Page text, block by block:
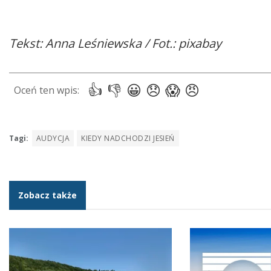
Tekst: Anna Leśniewska / Fot.: pixabay
Tagi: AUDYCJA KIEDY NADCHODZI JESIEŃ
Zobacz także